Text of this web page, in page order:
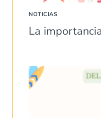
NOTICIAS
La